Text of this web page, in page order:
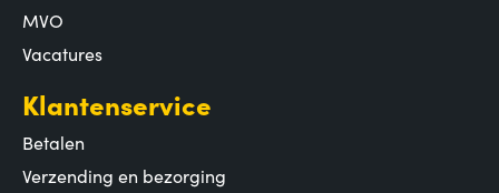
MVO
Vacatures
Klantenservice
Betalen
Verzending en bezorging